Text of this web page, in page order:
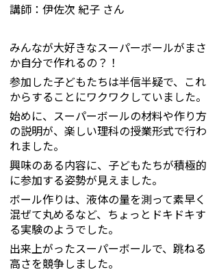
講師：伊佐次 紀子 さん
みんなが大好きなスーパーボールがまさ
か自分で作れるの？！
参加した子どもたちは半信半疑で、これ
からすることにワクワクしていました。
始めに、スーパーボールの材料や作り方
の説明が、楽しい理科の授業形式で行わ
れました。
興味のある内容に、子どもたちが積極的
に参加する姿勢が見えました。
ボール作りは、液体の量を測って素早く
混ぜて丸めるなど、ちょっとドキドキす
る実験のようでした。
出来上がったスーパーボールで、跳ねる
高さを競争しました。